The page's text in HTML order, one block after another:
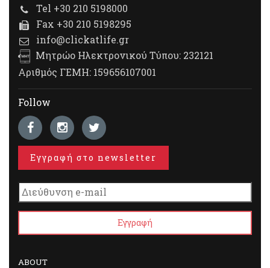
Tel +30 210 5198000
Fax +30 210 5198295
info@clickatlife.gr
Μητρώο Ηλεκτρονικού Τύπου: 232121
Αριθμός ΓΕΜΗ: 159656107001
Follow
Εγγραφή στο newsletter
ABOUT